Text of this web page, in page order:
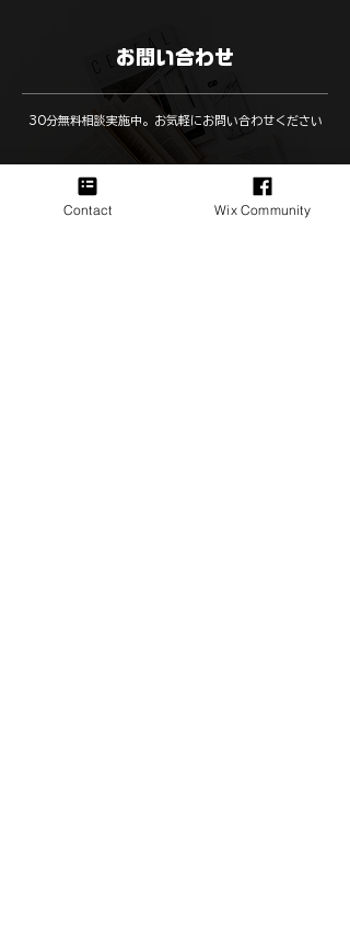
お問い合わせ
​30分無料相談実施中。お気軽にお問い合わせください
今すぐ30分無料相談に申し込む
Contact Wix Community